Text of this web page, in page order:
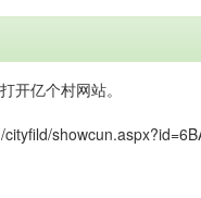
开亿个村网站。